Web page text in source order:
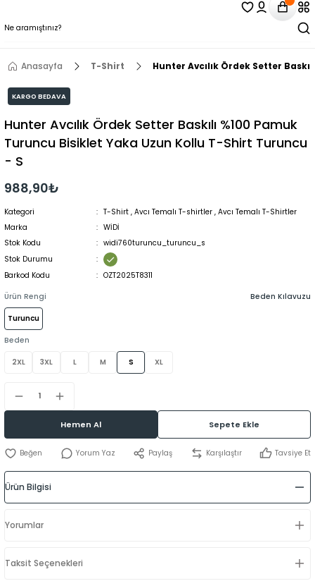
Anasayfa T-Shirt Hunter Avcılık Ördek Setter
KARGO BEDAVA
Hunter Avcılık Ördek Setter Baskılı %100 Pamuk
Turuncu Bisiklet Yaka Uzun Kollu T-Shirt Turuncu
- S
988,90₺
Kategori T-Shirt , Avcı Temalı T-shirtler , Avcı Temalı T-Shirtler
Marka
WİDİ
Stok Kodu
widi760turuncu_turuncu_s
Stok Durumu
Barkod Kodu
OZT2025T8311
Ürün Rengi
Turuncu
Beden
2XL 3XL L M S XL
Beden Kılavuzu
Hemen Al Sepete Ekle
Yorum Yaz Paylaş Karşılaştır Tavsiye Et
Ürün Bilgisi
Yorumlar
Taksit Seçenekleri